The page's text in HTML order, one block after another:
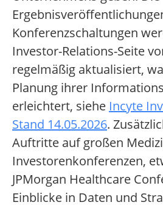
Konferenzschaltungen
Investor-Relations-Seite
regelmäßig aktualisiert,
Planung ihrer
erleichtert, siehe Incyte
Stand 14.05.2026.
Auftritte auf großen
Investorenkonferenzen,
JPMorgan Healthcare
Einblicke in Daten und